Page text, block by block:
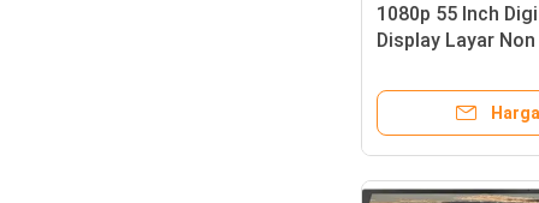
1080p 55 Inch
Display Layar